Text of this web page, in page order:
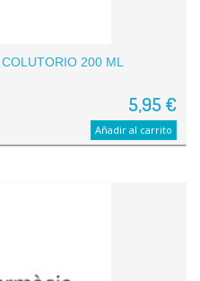
200 ML
5,95 €
Añadir al carrito